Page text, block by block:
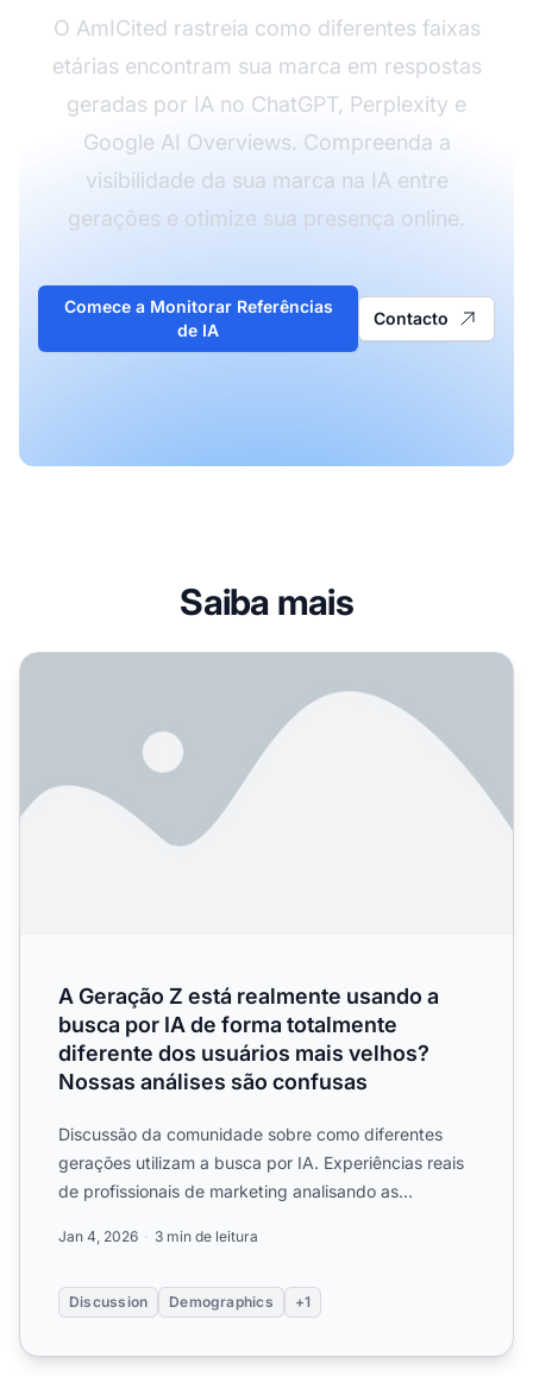
O AmICited rastreia como diferentes faixas
etárias encontram sua marca em respostas
geradas por IA no ChatGPT, Perplexity e
Google AI Overviews. Compreenda a
visibilidade da sua marca na IA entre
gerações e otimize sua presença online.
Comece a Monitorar Referências
de IA
Contacto
Saiba mais
A Geração Z está realmente usando a busca por IA de
A Geração Z está realmente usando a
busca por IA de forma totalmente
diferente dos usuários mais velhos?
Nossas análises são confusas
Discussão da comunidade sobre como diferentes
gerações utilizam a busca por IA. Experiências reais
de profissionais de marketing analisando as
Jan 4, 2026 3 min de leitura
Discussion Demographics +1